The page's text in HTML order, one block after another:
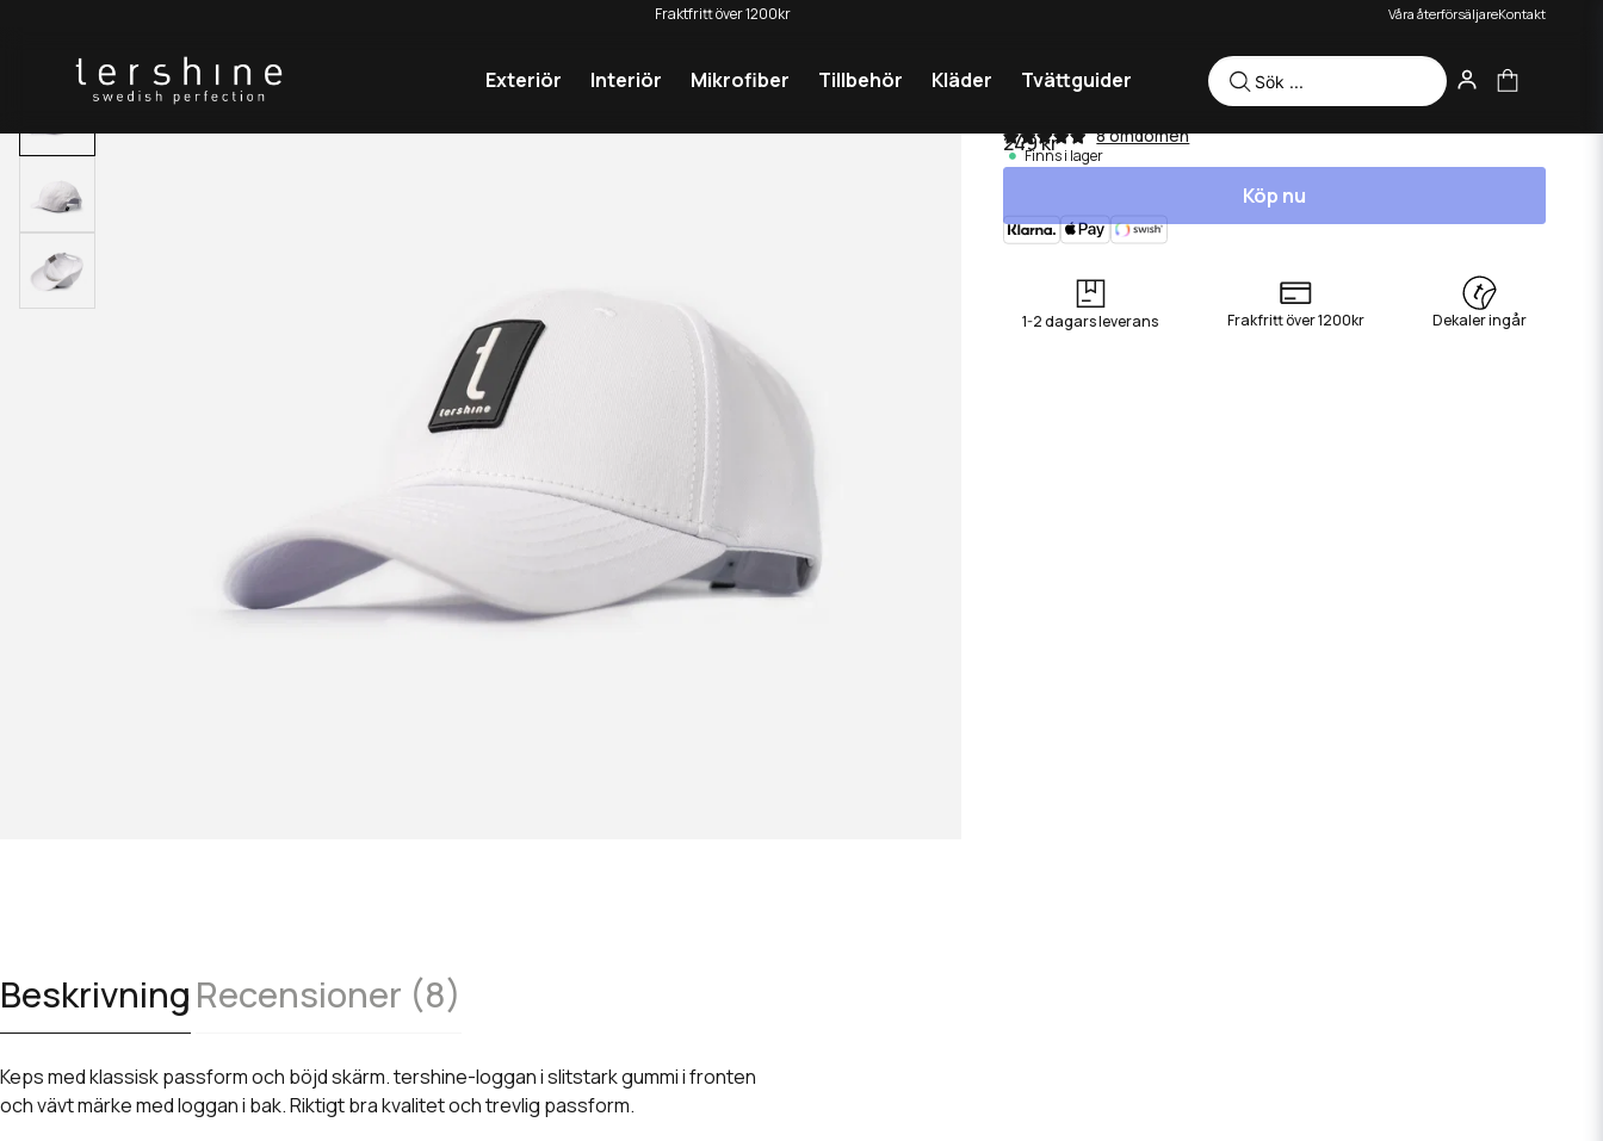
Fraktfritt över 1200kr Våra återförsäljareKontakt
Exteriör Interiör Mikrofiber Tillbehör Kläder Tvättguider
8 omdömen
249 kr
Finns i lager
Köp nu
1-2 dagars leverans Frakfritt över 1200kr Dekaler ingår
Beskrivning Recensioner (8)
Keps med klassisk passform och böjd skärm. tershine-loggan i slitstark gummi i fronten
och vävt märke med loggan i bak. Riktigt bra kvalitet och trevlig passform.